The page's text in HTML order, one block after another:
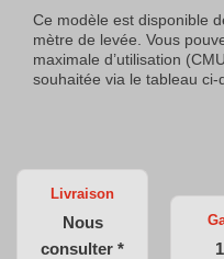
Ce modèle est disponible
mètre de levée. Vous
maximale d’utilisation
souhaitée via le tableau ci-
Livraison
Nous
consulter *